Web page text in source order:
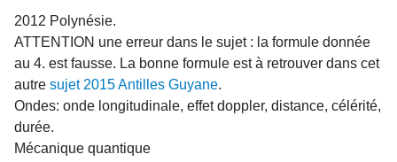
2012 Polynésie.
ATTENTION une erreur dans le sujet : la formule donnée
au 4. est fausse. La bonne formule est à retrouver dans cet
autre sujet 2015 Antilles Guyane.
Ondes: onde longitudinale, effet doppler, distance, célérité,
durée.
Mécanique quantique